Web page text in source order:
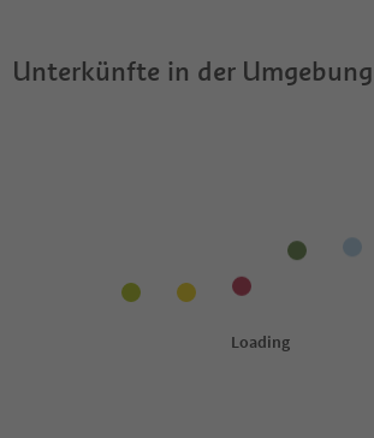
Unterkünfte in der Umgebung